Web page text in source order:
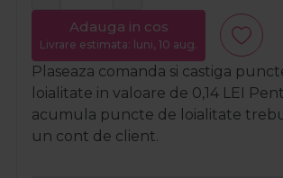
Adauga in cos
Livrare estimata: luni, 10 aug.
Plaseaza comanda si castiga
loialitate in valoare de 0,14 LEI
acumula puncte de loialitate
un cont de client.